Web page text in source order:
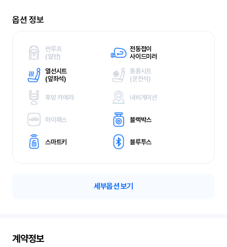
옵션 정보
썬루프
(일반)
전동접이
사이드미러
열선시트
(앞좌석)
통풍시트
(운전석)
후방 카메라 내비게이션
하이패스 블랙박스
스마트키 블루투스
세부옵션 보기
계약정보